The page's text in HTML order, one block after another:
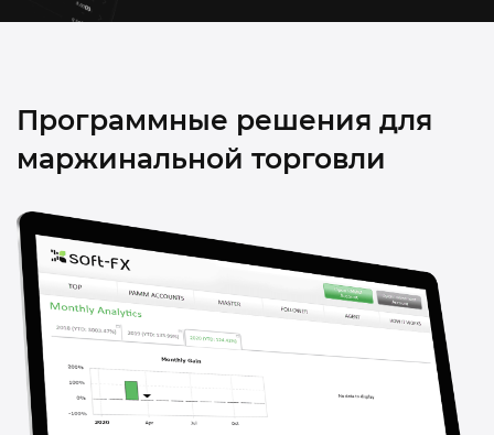
Программные решения для
маржинальной торговли